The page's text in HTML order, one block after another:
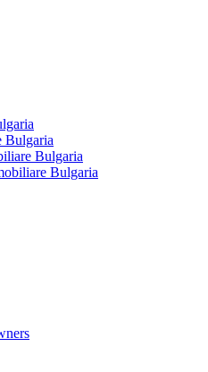
Bulgaria
Bulgaria
Bulgaria